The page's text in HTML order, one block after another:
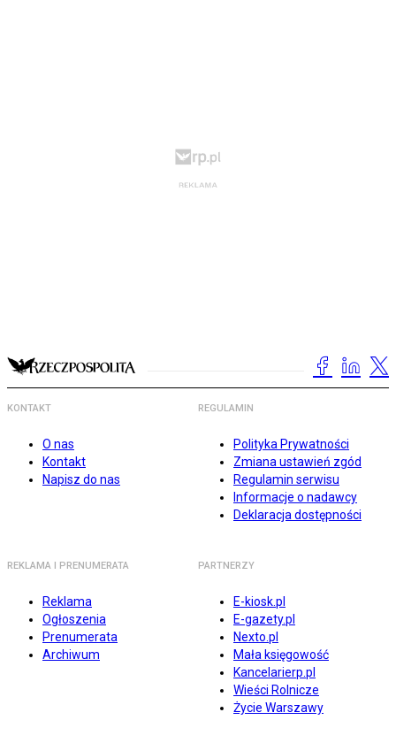
KONTAKT
O nas
Kontakt
Napisz do nas
REGULAMIN
Polityka Prywatności
Zmiana ustawień zgód
Regulamin serwisu
Informacje o nadawcy
Deklaracja dostępności
REKLAMA I PRENUMERATA
Reklama
Ogłoszenia
Prenumerata
Archiwum
PARTNERZY
E-kiosk.pl
E-gazety.pl
Nexto.pl
Mała księgowość
Kancelarierp.pl
Wieści Rolnicze
Życie Warszawy